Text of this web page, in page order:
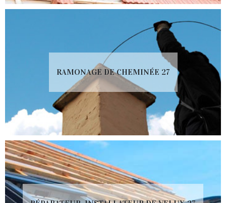
RAMONAGE DE CHEMINÉE 27